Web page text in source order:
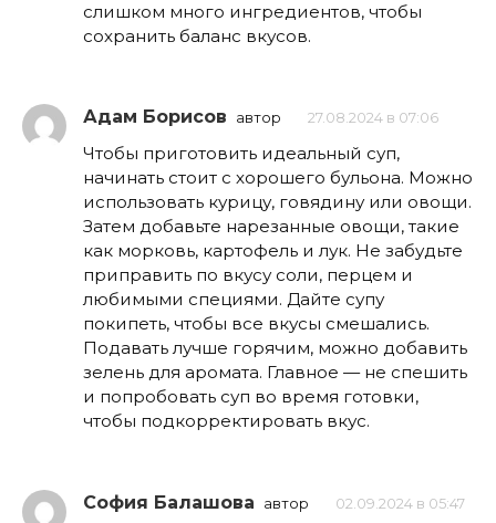
слишком много ингредиентов, чтобы
сохранить баланс вкусов.
Адам Борисов автор 27.08.2024 в 07:06
Чтобы приготовить идеальный суп,
начинать стоит с хорошего бульона. Можно
использовать курицу, говядину или овощи.
Затем добавьте нарезанные овощи, такие
как морковь, картофель и лук. Не забудьте
приправить по вкусу соли, перцем и
любимыми специями. Дайте супу
покипеть, чтобы все вкусы смешались.
Подавать лучше горячим, можно добавить
зелень для аромата. Главное — не спешить
и попробовать суп во время готовки,
чтобы подкорректировать вкус.
София Балашова автор 02.09.2024 в 05:47